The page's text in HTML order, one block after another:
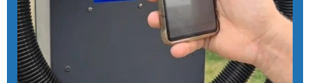
Aspirador para posto de lavagem
Aspirador para posto com sistema pix
Aspirador profissional para carros